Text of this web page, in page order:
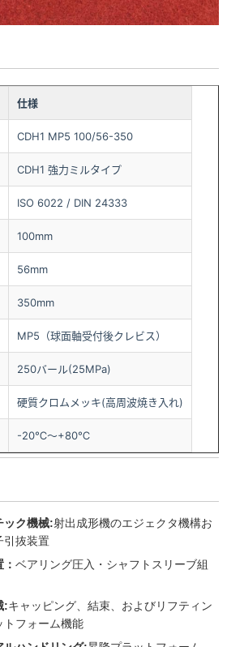
仕様
CDH1 MP5 100/56-350
CDH1 強力ミルタイプ
ISO 6022 / DIN 24333
100mm
56mm
350mm
MP5（球面軸受付後クレビス）
250バール(25MPa)
硬質クロムメッキ(高周波焼き入れ)
-20℃～+80℃
ック機械:射出成形機のエジェクタ機構お
引抜装置
ベアリング圧入・シャフトスリーブ組
:キャッピング、結束、およびリフティン
トフォーム機能